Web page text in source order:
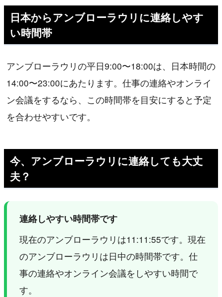
日本からアンブローラウリに連絡しやす
い時間帯
アンブローラウリの平日9:00〜18:00は、日本時間の
14:00〜23:00にあたります。仕事の連絡やオンライ
ン会議をするなら、この時間帯を目安にすると予定
を合わせやすいです。
今、アンブローラウリに連絡しても大丈
夫？
連絡しやすい時間帯です
現在のアンブローラウリは11:11:55です。現在
のアンブローラウリは日中の時間帯です。仕
事の連絡やオンライン会議をしやすい時間で
す。